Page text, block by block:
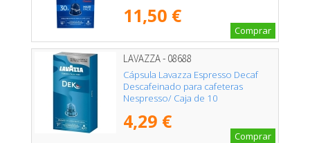
11,50 €
Comprar
LAVAZZA - 08688
Cápsula Lavazza Espresso Decaf
Descafeinado para cafeteras
Nespresso/ Caja de 10
4,29 €
Comprar